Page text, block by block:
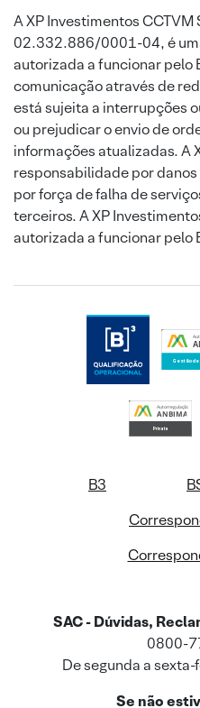
A XP Investimentos CCTVM
02.332.886/0001-04, é
autorizada a funcionar pelo
comunicação através de
está sujeita a interrupções
ou prejudicar o envio de
informações atualizadas. A
responsabilidade por
por força de falha de
terceiros. A XP
autorizada a funcionar pelo
B3
SAC - Dúvidas,
0800-
De segunda a
Se não